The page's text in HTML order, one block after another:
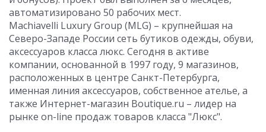
автоматизировано 50 рабочих мест.
Machiavelli Luxury Group (MLG) – крупнейшая на
Северо-Западе России сеть бутиков одежды, обуви,
аксессуаров класса люкс. Сегодня в активе
компании, основанной в 1997 году, 9 магазинов,
расположенных в центре Санкт-Петербурга,
именная линия аксессуаров, собственное ателье, а
также Интернет-магазин Boutique.ru – лидер на
рынке on-line продаж товаров класса "Люкс".